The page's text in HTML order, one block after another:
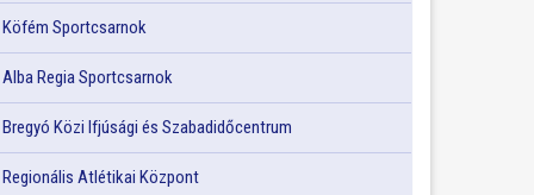
Köfém Sportcsarnok
Alba Regia Sportcsarnok
Bregyó Közi Ifjúsági és Szabadidőcentrum
Regionális Atlétikai Központ